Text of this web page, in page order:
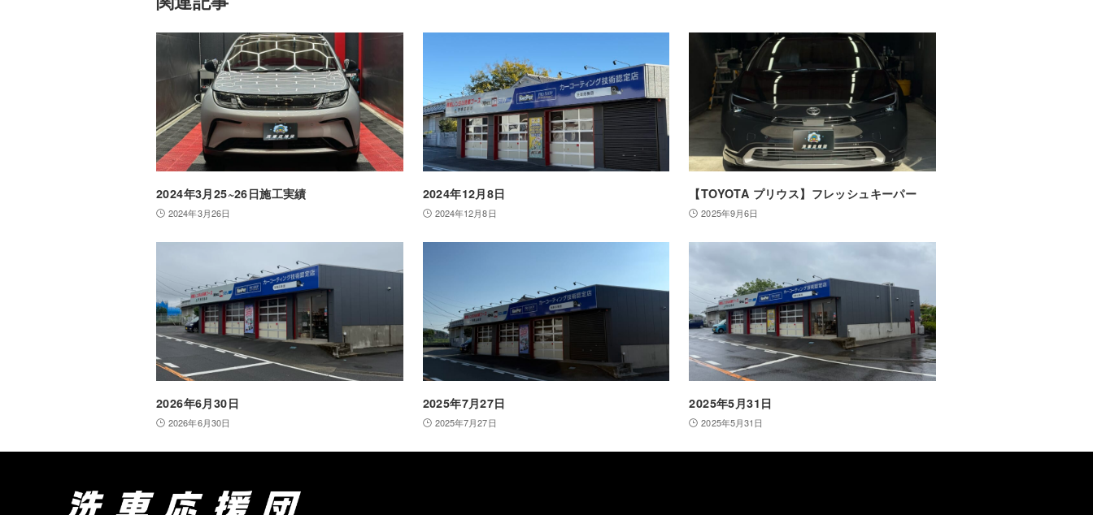
2024年3月25~26日施工実績
2024年3月26日
2024年12月8日
2024年12月8日
【TOYOTA プリウス】フレッシュキーパー
2025年9月6日
2026年6月30日
2026年6月30日
2025年7月27日
2025年7月27日
2025年5月31日
2025年5月31日